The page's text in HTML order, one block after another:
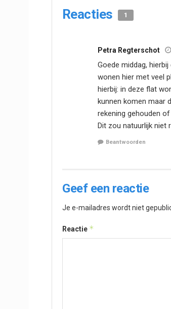
Reacties 1
Petra Regterschot
Goede middag,
wonen hier met veel
hierbij: in deze flat
kunnen komen maar
rekening gehouden
Dit zou natuurlijk niet
Beantwoorden
Geef een reactie
Je e-mailadres wordt niet
Reactie *